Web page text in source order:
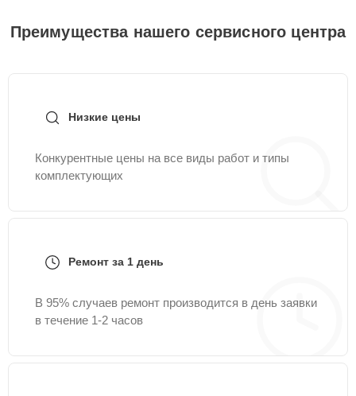
Преимущества нашего сервисного центра
Низкие цены
Конкурентные цены на все виды работ и типы
комплектующих
Ремонт за 1 день
В 95% случаев ремонт производится в день заявки
в течение 1-2 часов